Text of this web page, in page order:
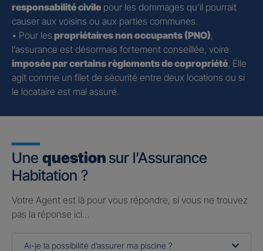
responsabilité civile pour les dommages qu’il pourrait
causer aux voisins ou aux parties communes.
• Pour les propriétaires non occupants (PNO),
l’assurance est désormais fortement conseillée, voire
imposée par certains règlements de copropriété. Elle
agit comme un filet de sécurité entre deux locations ou si
le locataire est mal assuré.
Une question sur l’Assurance
Habitation ?
Votre Agent est là pour vous répondre, si vous ne trouvez
pas la réponse ici…
Ai-je la possibilité d’assurer ma piscine ?